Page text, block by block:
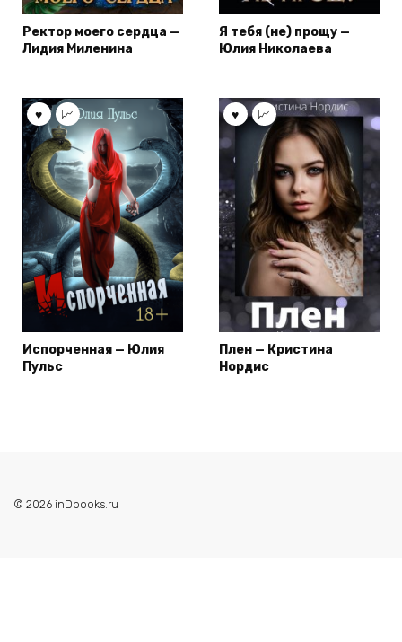
Ректор моего сердца —
Лидия Миленина
Я тебя (не) прощу —
Юлия Николаева
Испорченная — Юлия
Пульс
Плен — Кристина
Нордис
© 2026 inDbooks.ru